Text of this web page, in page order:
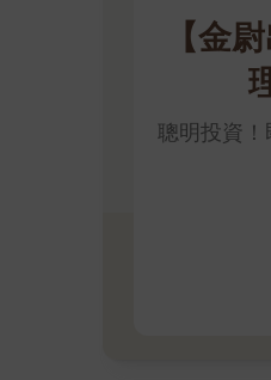
【金
聰明投資！